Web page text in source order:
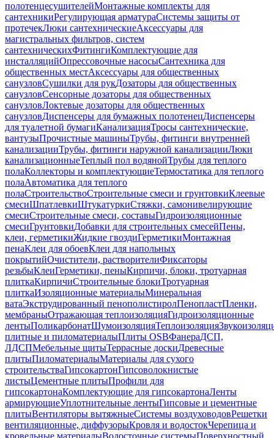
полотенцесушителейМонтажные комплекты для
сантехникиРегулирующая арматураСистемы защиты от
протечекЛюки сантехническиеАксессуары для
магистральных фильтров, систем
сантехническихФитингиКомплектующие для
инсталляцийОпрессовочные насосыСантехника для
общественных местАксессуары для общественных
санузловСушилки для рукДозаторы для общественных
санузловСенсорные дозаторы для общественных
санузловЛоктевые дозаторы для общественных
санузловДиспенсеры для бумажных полотенецДиспенсеры
для туалетной бумагиКанализацияТросы сантехнические,
вантузыПрочистные машиныТрубы, фитинги внутренней
канализацииТрубы, фитинги наружной канализацииЛюки
канализационныеТеплый пол водянойТрубы для теплого
полаКоллекторы и комплектующиеТермостатика для теплого
полаАвтоматика для теплого
полаСтроительствоСтроительные смеси и грунтовкиКлеевые
смесиШпатлевкиШтукатуркиСтяжки, самонивелирующие
смесиСтроительные смеси, составыГидроизоляционные
смесиГрунтовкиДобавки для строительных смесейПены,
клеи, герметикиЖидкие гвоздиГерметикиМонтажная
пенаКлеи для обоевКлеи для напольных
покрытийОчистители, растворителиФиксаторы
резьбыКлеиГерметики, пеныКирпичи, блоки, тротуарная
плиткаКирпичиСтроительные блокиТротуарная
плиткаИзоляционные материалыМинеральная
ватаЭкструдированный пенополистиролПенопластПленки,
мембраныОтражающая теплоизоляцияГидроизоляционные
лентыПоликарбонатШумоизоляцияТеплоизоляция
плитные и пиломатериалыПлиты OSBФанераДСП,
ЛДСПМебельные щитыТеррасные доскиДревесные
плитыПиломатериалыМатериалы для сухого
строительстваГипсокартонГипсоволокнистые
листыЦементные плитыПрофили для
гипсокартонаКомплектующие для гипсокартонаЛенты
армирующиеУплотнительные лентыГипсовые и цементные
плитыВентиляторы вытяжныеСистемы воздуховодовРешетки
вентиляционные, диффузорыКровля и водостокЧерепица и
кровельные материалыВодосточные системыПоверхностный